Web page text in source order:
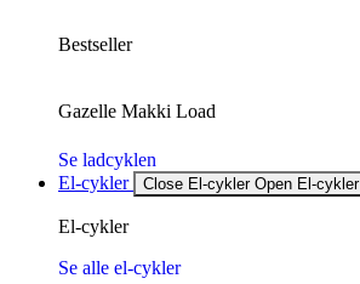
Bestseller
Gazelle Makki Load
Se ladcyklen
El-cykler
Close El-cykler Open El-cykler
El-cykler
Se alle el-cykler